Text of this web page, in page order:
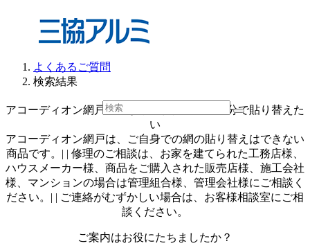
よくあるご質問
検索結果
アコーディオン網戸の網がやぶれたので、自分で貼り替えた
い
アコーディオン網戸は、ご自身での網の貼り替えはできない
商品です。| | 修理のご相談は、お家を建てられた工務店様、
ハウスメーカー様、商品をご購入された販売店様、施工会社
様、マンションの場合は管理組合様、管理会社様にご相談く
ださい。| | ご連絡がむずかしい場合は、お客様相談室にご相
談ください。
ご案内はお役にたちましたか？